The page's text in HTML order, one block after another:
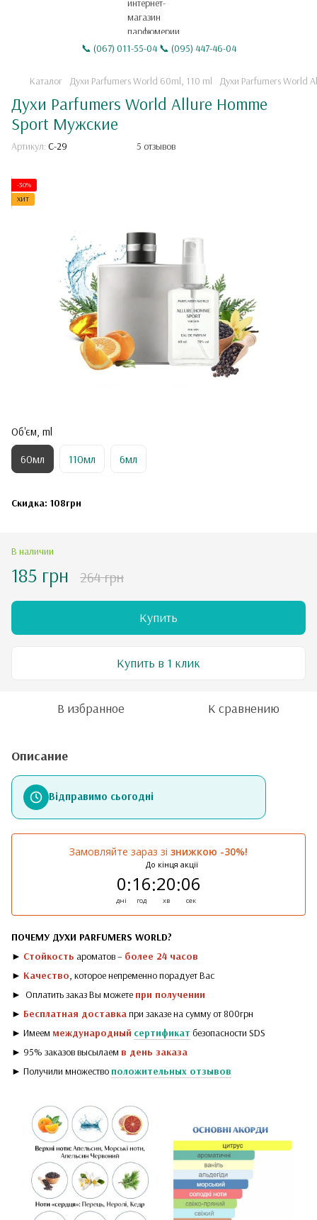
📞 (067) 011-55-04 📞 (095) 447-46-04
Каталог Духи Parfumers World 60ml, 110 ml Духи Parfumers World
Духи Parfumers World Allure Homme
Sport Мужские
Артикул: C-29 5 отзывов
-30%
ХИТ
Об'єм, ml
60мл 110мл 6мл
Скидка: 108грн
В наличии
185 грн 264 грн
Купить
Купить в 1 клик
В избранное К сравнению
Описание
Відправимо сьогодні
Замовляйте зараз зі знижкою -30%!
До кінця акції
0
дні
:16
год
:20
хв
:06
сек
ПОЧЕМУ ДУХИ PARFUMERS WORLD?
► Стойкость ароматов – более 24 часов
► Качество , которое непременно порадует Вас
► Оплатить заказ Вы можете при получении
► Бесплатная доставка при заказе на сумму от 800грн
► Имеем международный сертификат безопасности SDS
► 95% заказов высылаем в день заказа
► Получили множество положительных отзывов